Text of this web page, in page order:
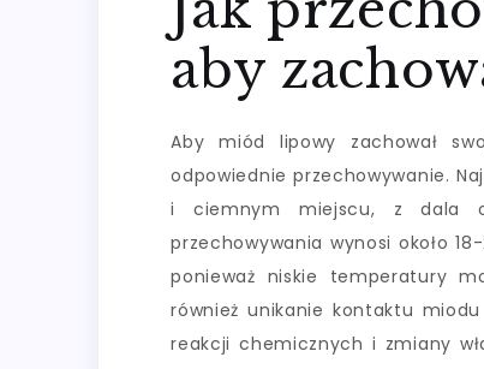
aby
Aby miód lipowy zachował
odpowiednie przechowywanie.
i ciemnym miejscu, z dala
przechowywania wynosi około
ponieważ niskie temperatury
również unikanie kontaktu
reakcji chemicznych i zmiany